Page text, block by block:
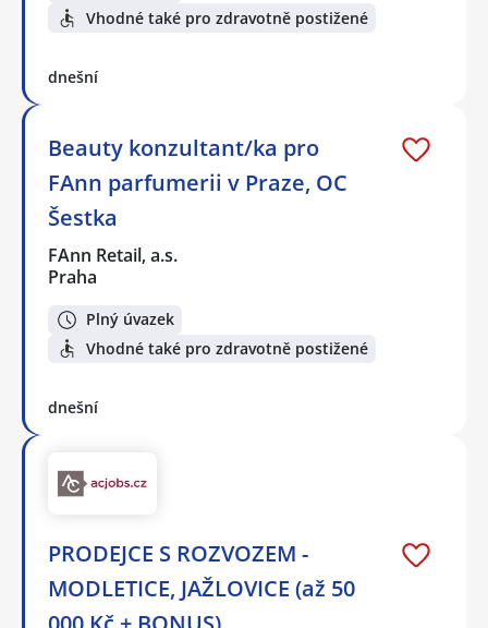
Vhodné také pro zdravotně postižené
dnešní
Beauty konzultant/ka pro
FAnn parfumerii v Praze, OC
Šestka
FAnn Retail, a.s.
Praha
Plný úvazek
Vhodné také pro zdravotně postižené
dnešní
PRODEJCE S ROZVOZEM -
MODLETICE, JAŽLOVICE (až 50